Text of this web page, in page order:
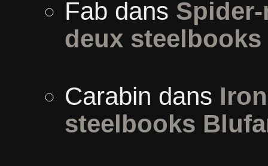
Fab dans
deux steelbooks
Carabin dans
steelbooks